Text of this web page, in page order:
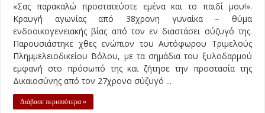
«Σας παρακαλώ προστατεύστε εμένα και το παιδί μου!».
Κραυγή αγωνίας από 38χρονη γυναίκα – θύμα
ενδοοικογενειακής βίας από τον εν διαστάσει σύζυγό της.
Παρουσιάστηκε χθες ενώπιον του Αυτόφωρου Τριμελούς
Πλημμελειοδικείου Βόλου, με τα σημάδια του ξυλοδαρμού
εμφανή στο πρόσωπό της και ζήτησε την προστασία της
Δικαιοσύνης από τον 27χρονο σύζυγό ...
Διάβασε περισσότερα »